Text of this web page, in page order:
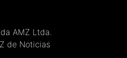
AMZ Ltda.
de Noticias